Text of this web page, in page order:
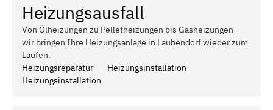
Heizungsausfall
Von Ölheizungen zu Pelletheizungen bis Gasheizungen -
wir bringen Ihre Heizungsanlage in Laubendorf wieder zum
Laufen.
Heizungsreparatur
Heizungsinstallation
Heizungsinstallation